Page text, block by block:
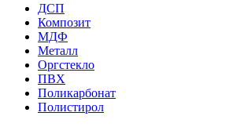
ДСП
Композит
МДФ
Металл
Оргстекло
ПВХ
Поликарбонат
Полистирол